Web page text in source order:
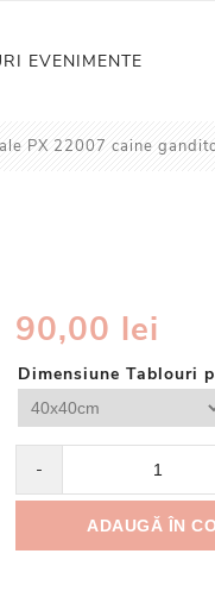
EVENIMENTE
PX 22007 caine
90,00 lei
Dimensiune Tablouri
-